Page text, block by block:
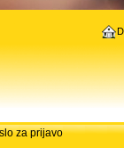
za prijavo